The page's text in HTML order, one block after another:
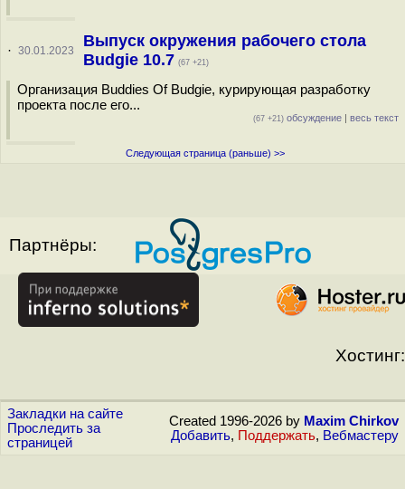
· 30.01.2023
Выпуск окружения рабочего стола
Budgie 10.7 (67 +21)
Организация Buddies Of Budgie, курирующая разработку
проекта после его...
(67 +21) обсуждение | весь текст
Следующая страница (раньше) >>
Партнёры:
Хостинг:
Закладки на сайте
Проследить за
страницей
Created 1996-2026 by Maxim Chirkov
Добавить, Поддержать, Вебмастеру